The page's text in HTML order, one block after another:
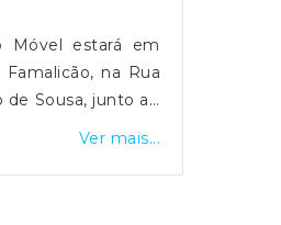
na rede,
a cortes
de água.O
condicionado
Móvel estará em
na Rua
de Sousa, junto ao
entre os dias 12 e
depositar e
Ver mais...